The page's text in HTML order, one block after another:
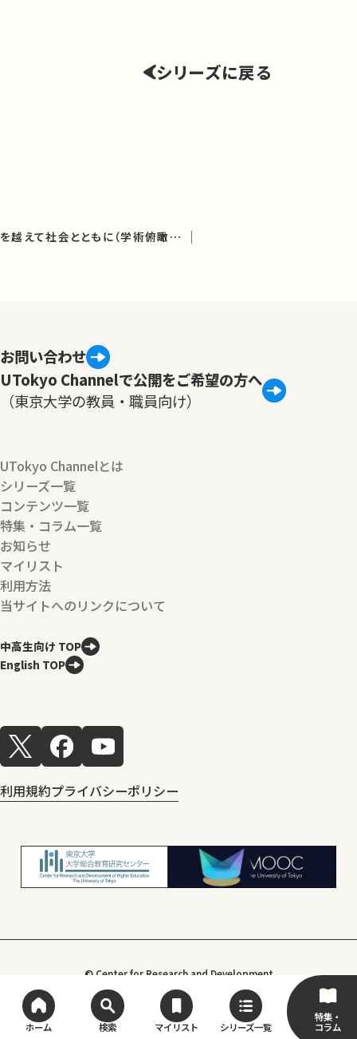
ホーム 検索 マイリスト シリーズ一覧
特集・
コラム
シリーズに戻る
国境なき数学－ことばを越えて社会とともに（学術俯瞰講義）
お問い合わせ
UTokyo Channelで公開をご希望の方へ
（東京大学の教員・職員向け）
UTokyo Channelとは
シリーズ一覧
コンテンツ一覧
特集・コラム一覧
お知らせ
マイリスト
利用方法
当サイトへのリンクについて
中高生向け TOP
English TOP
利用規約プライバシーポリシー
© Center for Research and Development